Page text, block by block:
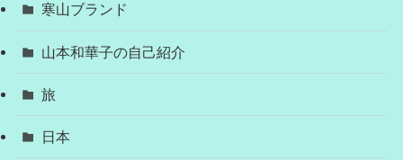
寒山ブランド
山本和華子の自己紹介
旅
日本